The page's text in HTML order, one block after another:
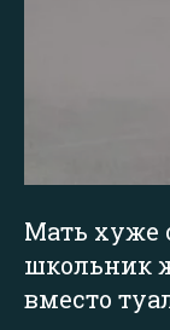
Мать хуже
школьник
вместо